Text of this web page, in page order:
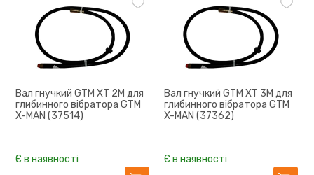
Вал гнучкий GTM XT 2M для
глибинного вібратора GTM
X-MAN (37514)
Є в наявності
Вал гнучкий GTM XT 3M для
глибинного вібратора GTM
X-MAN (37362)
Є в наявності